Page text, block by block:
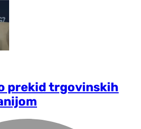
prekid trgovinskih